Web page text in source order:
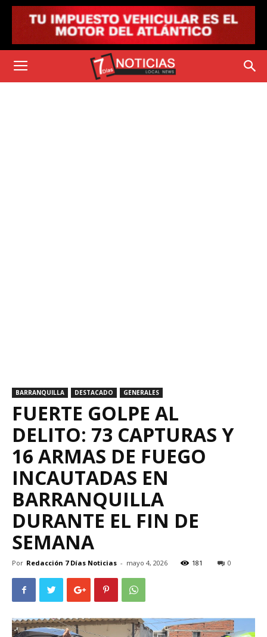
BARRANQUILLA DESTACADO GENERALES
FUERTE GOLPE AL
DELITO: 73 CAPTURAS Y
16 ARMAS DE FUEGO
INCAUTADAS EN
BARRANQUILLA
DURANTE EL FIN DE
SEMANA
Por Redacción 7 Días Noticias - mayo 4, 2026 181 0